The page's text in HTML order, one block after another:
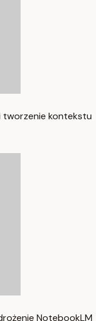
kontekstu
NotebookLM